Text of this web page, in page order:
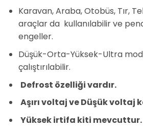
Karavan, Araba, Otobüs, Tır,
araçlar da kullanılabilir ve
engeller.
Düşük-Orta-Yüksek-Ultra
çalıştırılabilir.
Defrost özelliği vardır.
Aşırı voltaj ve Düşük voltaj
Yüksek irtifa kiti mevcuttur.